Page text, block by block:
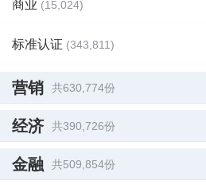
商业 (15,024)
标准认证 (343,811)
营销 共630,774份
经济 共390,726份
金融 共509,854份